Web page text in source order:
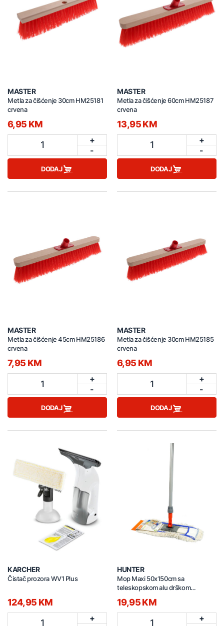
MASTER
Metla za čišćenje 30cm HM25181
crvena
6,95 KM
1
+
-
DODAJ
MASTER
Metla za čišćenje 60cm HM25187
crvena
13,95 KM
1
+
-
DODAJ
MASTER
Metla za čišćenje 45cm HM25186
crvena
7,95 KM
1
+
-
DODAJ
MASTER
Metla za čišćenje 30cm HM25185
crvena
6,95 KM
1
+
-
DODAJ
KARCHER
Čistač prozora WV1 Plus
124,95 KM
1
+
HUNTER
Mop Maxi 50x150cm sa
teleskopskom alu drškom
19,95 KM
1
+